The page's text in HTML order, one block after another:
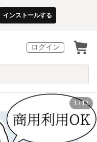
インストールする
ログイン
1 / 13